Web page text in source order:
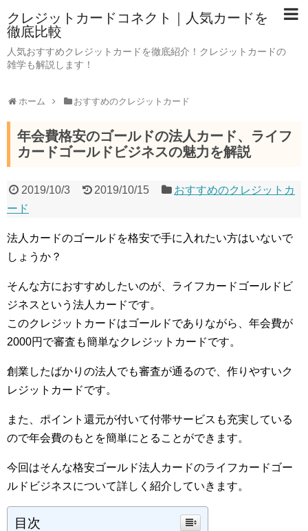
クレジットカードコネクト｜人気カードを
徹底比較
人気おすすめクレジットカードを徹底紹介！クレジットカードの
雑学も解説します！
ホーム おすすめのクレジットカード
年会費格安のゴールドの法人カード、ライフ
カードゴールドビジネスの魅力を解説
2019/10/3 2019/10/15
おすすめのクレジットカ
ード
法人カードのゴールドを格安で手に入れたい方はいないで
しょうか？
そんな方におすすめしたいのが、ライフカードゴールドビ
ジネスという法人カードです。
このクレジットカードはゴールドでありながら、年会費が
2000円で審査も簡単なクレジットカードです。
創業したばかりの法人でも審査が通るので、作りやすいク
レジットカードです。
また、ポイント還元が付いて付帯サービスも充実している
ので年会費のもとを簡単にとることができます。
今回はそんな格安ゴールド法人カードのライフカードゴー
ルドビジネスについて詳しく紹介していきます。
目次